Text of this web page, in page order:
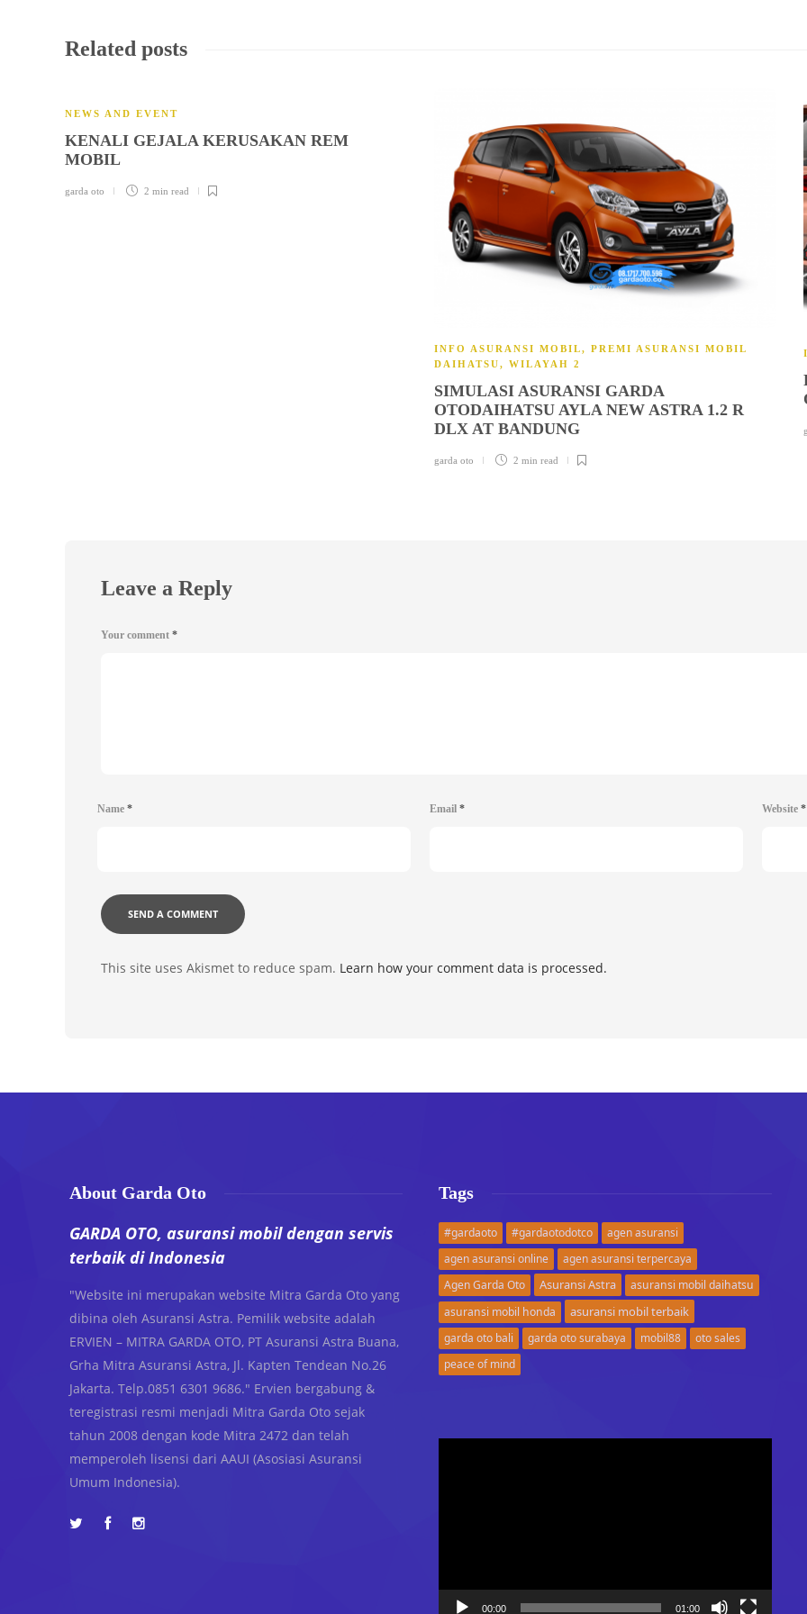
Related posts
NEWS AND EVENT
KENALI GEJALA KERUSAKAN REM
MOBIL
garda oto 2 min read
INFO ASURANSI MOBIL, PREMI ASURANSI MOBIL
DAIHATSU, WILAYAH 2
SIMULASI ASURANSI GARDA
OTODAIHATSU AYLA NEW ASTRA 1.2 R
DLX AT BANDUNG
garda oto 2 min read
Leave a Reply
Your comment *
Name * Email * Website *
This site uses Akismet to reduce spam. Learn how your comment data is processed.
About Garda Oto
GARDA OTO, asuransi mobil dengan servis
terbaik di Indonesia
"Website ini merupakan website Mitra Garda Oto yang
dibina oleh Asuransi Astra. Pemilik website adalah
ERVIEN – MITRA GARDA OTO, PT Asuransi Astra Buana,
Grha Mitra Asuransi Astra, Jl. Kapten Tendean No.26
Jakarta. Telp.0851 6301 9686." Ervien bergabung &
teregistrasi resmi menjadi Mitra Garda Oto sejak
tahun 2008 dengan kode Mitra 2472 dan telah
memperoleh lisensi dari AAUI (Asosiasi Asuransi
Umum Indonesia).
Tags
#gardaoto #gardaotodotco
agen asuransi
agen asuransi online
agen asuransi terpercaya
Agen Garda Oto
Asuransi Astra
asuransi mobil daihatsu
asuransi mobil honda
asuransi mobil terbaik
garda oto bali garda oto surabaya mobil88
oto sales
peace of mind
00:00 01:00